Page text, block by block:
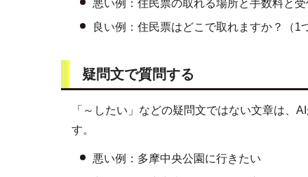
悪い例：住民票の取れる場所と手数料と
良い例：住民票はどこで取れますか？（1
疑問文で質問する
「～したい」などの疑問文ではない文章は、
す。
悪い例：多摩中央公園に行きたい